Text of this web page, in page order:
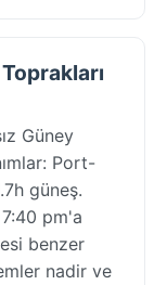
Güney
Port-
güneş.
7:40 pm'a
benzer
nadir ve